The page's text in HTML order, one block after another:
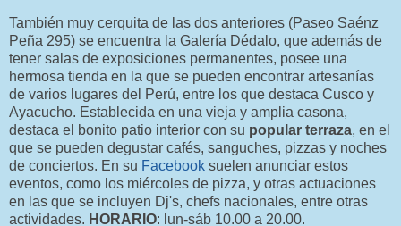
También muy cerquita de las dos anteriores (Paseo Saénz
Peña 295) se encuentra la Galería Dédalo, que además de
tener salas de exposiciones permanentes, posee una
hermosa tienda en la que se pueden encontrar artesanías
de varios lugares del Perú, entre los que destaca Cusco y
Ayacucho. Establecida en una vieja y amplia casona,
destaca el bonito patio interior con su popular terraza, en el
que se pueden degustar cafés, sanguches, pizzas y noches
de conciertos. En su Facebook suelen anunciar estos
eventos, como los miércoles de pizza, y otras actuaciones
en las que se incluyen Dj's, chefs nacionales, entre otras
actividades. HORARIO: lun-sáb 10.00 a 20.00.